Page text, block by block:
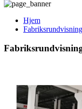
Hjem
Fabriksrundvisning